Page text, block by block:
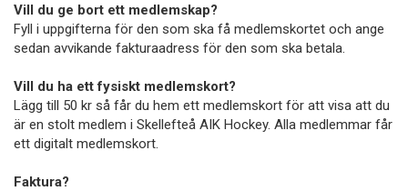
Vill du ge bort ett medlemskap?
Fyll i uppgifterna för den som ska få medlemskortet och ange
sedan avvikande fakturaadress för den som ska betala.
Vill du ha ett fysiskt medlemskort?
Lägg till 50 kr så får du hem ett medlemskort för att visa att du
är en stolt medlem i Skellefteå AIK Hockey. Alla medlemmar får
ett digitalt medlemskort.
Faktura?